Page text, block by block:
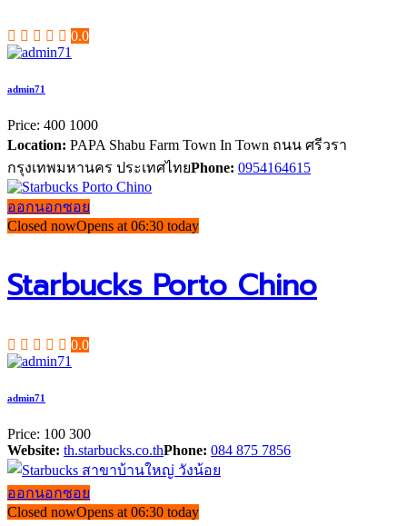
0.0
admin71
Price: 400 1000
Location: PAPA Shabu Farm Town In Town ถนน ศรีวรา
กรุงเทพมหานคร ประเทศไทยPhone: 0954164615
ออกนอกซอย
Closed nowOpens at 06:30 today
Starbucks Porto Chino
0.0
admin71
Price: 100 300
Website: th.starbucks.co.thPhone: 084 875 7856
ออกนอกซอย
Closed nowOpens at 06:30 today